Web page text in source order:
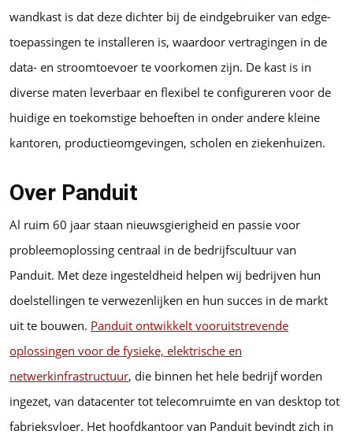
wandkast is dat deze dichter bij de eindgebruiker van edge-
toepassingen te installeren is, waardoor vertragingen in de
data- en stroomtoevoer te voorkomen zijn. De kast is in
diverse maten leverbaar en flexibel te configureren voor de
huidige en toekomstige behoeften in onder andere kleine
kantoren, productieomgevingen, scholen en ziekenhuizen.
Over Panduit
Al ruim 60 jaar staan nieuwsgierigheid en passie voor
probleemoplossing centraal in de bedrijfscultuur van
Panduit. Met deze ingesteldheid helpen wij bedrijven hun
doelstellingen te verwezenlijken en hun succes in de markt
uit te bouwen. Panduit ontwikkelt vooruitstrevende
oplossingen voor de fysieke, elektrische en
netwerkinfrastructuur, die binnen het hele bedrijf worden
ingezet, van datacenter tot telecomruimte en van desktop tot
fabrieksvloer. Het hoofdkantoor van Panduit bevindt zich in